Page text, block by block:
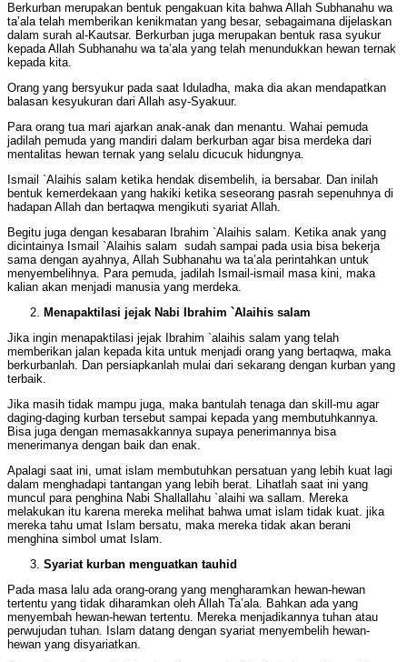
Berkurban merupakan bentuk pengakuan kita bahwa Allah Subhanahu wa
ta’ala telah memberikan kenikmatan yang besar, sebagaimana dijelaskan
dalam surah al-Kautsar. Berkurban juga merupakan bentuk rasa syukur
kepada Allah Subhanahu wa ta’ala yang telah menundukkan hewan ternak
kepada kita.
Orang yang bersyukur pada saat Iduladha, maka dia akan mendapatkan
balasan kesyukuran dari Allah asy-Syakuur.
Para orang tua mari ajarkan anak-anak dan menantu. Wahai pemuda
jadilah pemuda yang mandiri dalam berkurban agar bisa merdeka dari
mentalitas hewan ternak yang selalu dicucuk hidungnya.
Ismail `Alaihis salam ketika hendak disembelih, ia bersabar. Dan inilah
bentuk kemerdekaan yang hakiki ketika seseorang pasrah sepenuhnya di
hadapan Allah dan bertaqwa mengikuti syariat Allah.
Begitu juga dengan kesabaran Ibrahim `Alaihis salam. Ketika anak yang
dicintainya Ismail `Alaihis salam sudah sampai pada usia bisa bekerja
sama dengan ayahnya, Allah Subhanahu wa ta’ala perintahkan untuk
menyembelihnya. Para pemuda, jadilah Ismail-ismail masa kini, maka
kalian akan menjadi manusia yang merdeka.
Menapaktilasi jejak Nabi Ibrahim `Alaihis salam
Jika ingin menapaktilasi jejak Ibrahim `alaihis salam yang telah
memberikan jalan kepada kita untuk menjadi orang yang bertaqwa, maka
berkurbanlah. Dan persiapkanlah mulai dari sekarang dengan kurban yang
terbaik.
Jika masih tidak mampu juga, maka bantulah tenaga dan skill-mu agar
daging-daging kurban tersebut sampai kepada yang membutuhkannya.
Bisa juga dengan memasakkannya supaya penerimannya bisa
menerimanya dengan baik dan enak.
Apalagi saat ini, umat islam membutuhkan persatuan yang lebih kuat lagi
dalam menghadapi tantangan yang lebih berat. Lihatlah saat ini yang
muncul para penghina Nabi Shallallahu `alaihi wa sallam. Mereka
melakukan itu karena mereka melihat bahwa umat islam tidak kuat. jika
mereka tahu umat Islam bersatu, maka mereka tidak akan berani
menghina simbol umat Islam.
Syariat kurban menguatkan tauhid
Pada masa lalu ada orang-orang yang mengharamkan hewan-hewan
tertentu yang tidak diharamkan oleh Allah Ta’ala. Bahkan ada yang
menyembah hewan-hewan tertentu. Mereka menjadikannya tuhan atau
perwujudan tuhan. Islam datang dengan syariat menyembelih hewan-
hewan yang disyariatkan.